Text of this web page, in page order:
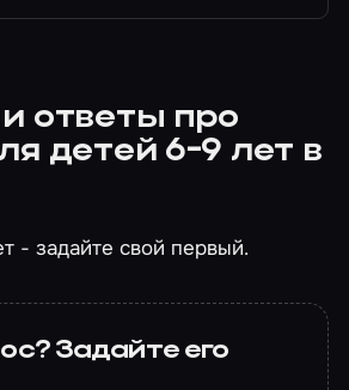
ответы про
детей 6-9 лет в
- задайте свой первый.
Задайте его